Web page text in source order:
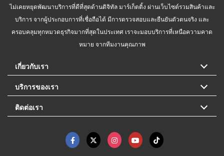
ไม่เคยหยุดพัฒนาบริการที่ดีที่สุดด้านดิจิทัล มาร์เก็ตติ้ง ผ่านเว็บไซต์รวมสินค้าและ
บริการ จากผู้ประกอบการที่เชื่อถือได้ มีการตรวจสอบและยืนยันตัวตนจริง และ
ครอบคลุมทุกหมวดธุรกิจมากที่สุดในประเทศ เราจะมอบบริการที่เหนือความคาด
หมาย จากทีมงานคุณภาพ
เกี่ยวกับเรา
บริการของเรา
ติดต่อเรา